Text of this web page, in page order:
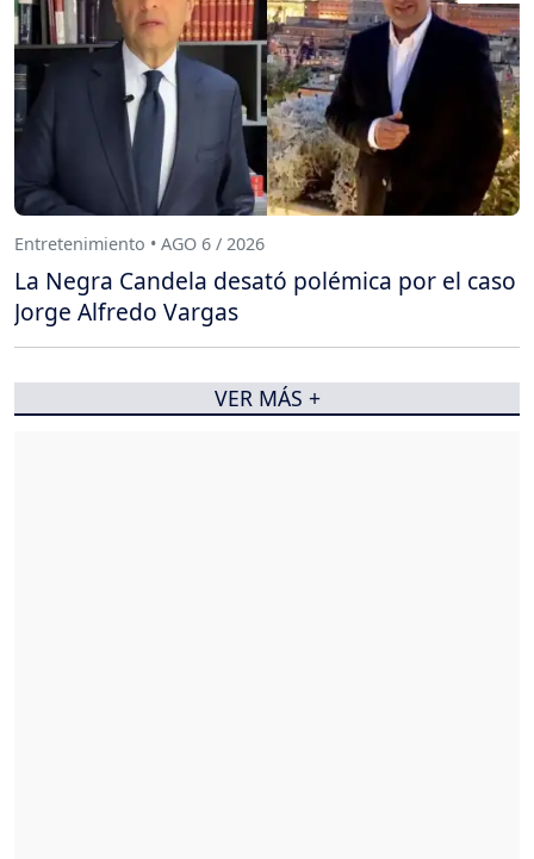
Entretenimiento • AGO 6 / 2026
La Negra Candela desató polémica por el caso
Jorge Alfredo Vargas
VER MÁS +